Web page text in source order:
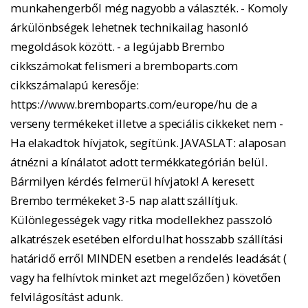
munkahengerből még nagyobb a választék. - Komoly
árkülönbségek lehetnek technikailag hasonló
megoldások között. - a legújabb Brembo
cikkszámokat felismeri a bremboparts.com
cikkszámalapú keresője:
https://www.bremboparts.com/europe/hu de a
verseny termékeket illetve a speciális cikkeket nem -
Ha elakadtok hívjatok, segítünk. JAVASLAT: alaposan
átnézni a kínálatot adott termékkategórián belül.
Bármilyen kérdés felmerül hívjatok! A keresett
Brembo termékeket 3-5 nap alatt szállítjuk.
Különlegességek vagy ritka modellekhez passzoló
alkatrészek esetében elfordulhat hosszabb szállítási
határidő erről MINDEN esetben a rendelés leadását (
vagy ha felhívtok minket azt megelőzően ) követően
felvilágosítást adunk.